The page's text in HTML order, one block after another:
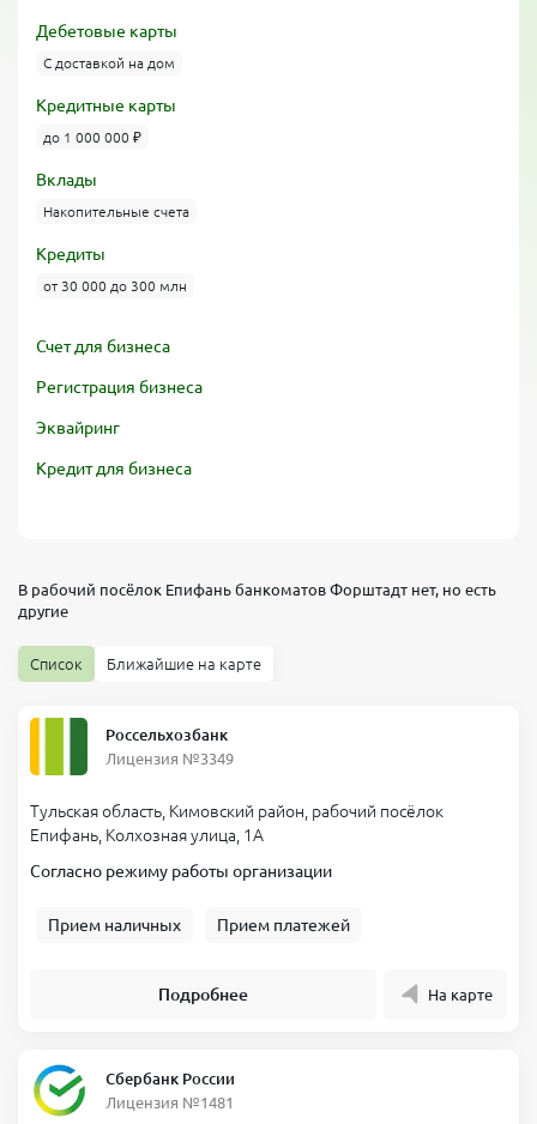
Дебетовые карты
С доставкой на дом
Кредитные карты
до 1 000 000 ₽
Вклады
Накопительные счета
Кредиты
от 30 000 до 300 млн
Счет для бизнеса
Регистрация бизнеса
Эквайринг
Кредит для бизнеса
В рабочий посёлок Епифань банкоматов Форштадт нет, но есть
другие
Список Ближайшие на карте
Россельхозбанк
Лицензия №3349
Тульская область, Кимовский район, рабочий посёлок
Епифань, Колхозная улица, 1А
Согласно режиму работы организации
Прием наличных Прием платежей
Подробнее На карте
Сбербанк России
Лицензия №1481